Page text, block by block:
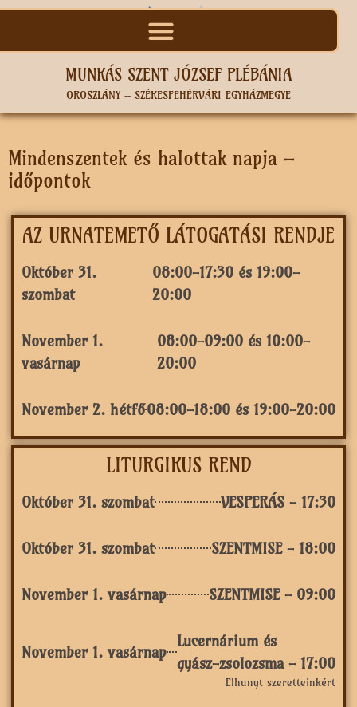
MUNKÁS SZENT JÓZSEF PLÉBÁNIA
OROSZLÁNY – SZÉKESFEHÉRVÁRI EGYHÁZMEGYE
Mindenszentek és halottak napja –
időpontok
AZ URNATEMETŐ LÁTOGATÁSI RENDJE
Október 31.
szombat
08:00-17:30 és 19:00-
20:00
November 1.
vasárnap
08:00-09:00 és 10:00-
20:00
November 2. hétfő08:00-18:00 és 19:00-20:00
LITURGIKUS REND
Október 31. szombat VESPERÁS - 17:30
Október 31. szombat SZENTMISE - 18:00
November 1. vasárnap SZENTMISE - 09:00
November 1. vasárnap
Lucernárium és
gyász-zsolozsma - 17:00
Elhunyt szeretteinkért